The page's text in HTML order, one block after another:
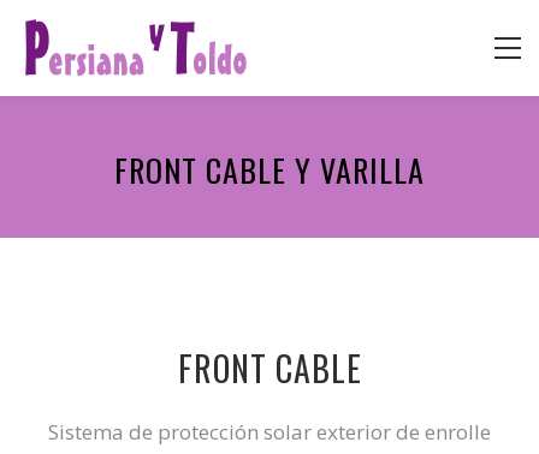
FRONT CABLE Y VARILLA
FRONT CABLE
Sistema de protección solar exterior de enrolle